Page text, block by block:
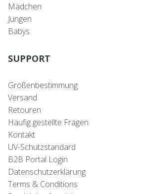
Mädchen
Jungen
Babys
SUPPORT
Größenbestimmung
Versand
Retouren
Häufig gestellte Fragen
Kontakt
UV-Schutzstandard
B2B Portal Login
Datenschutzerklärung
Terms & Conditions